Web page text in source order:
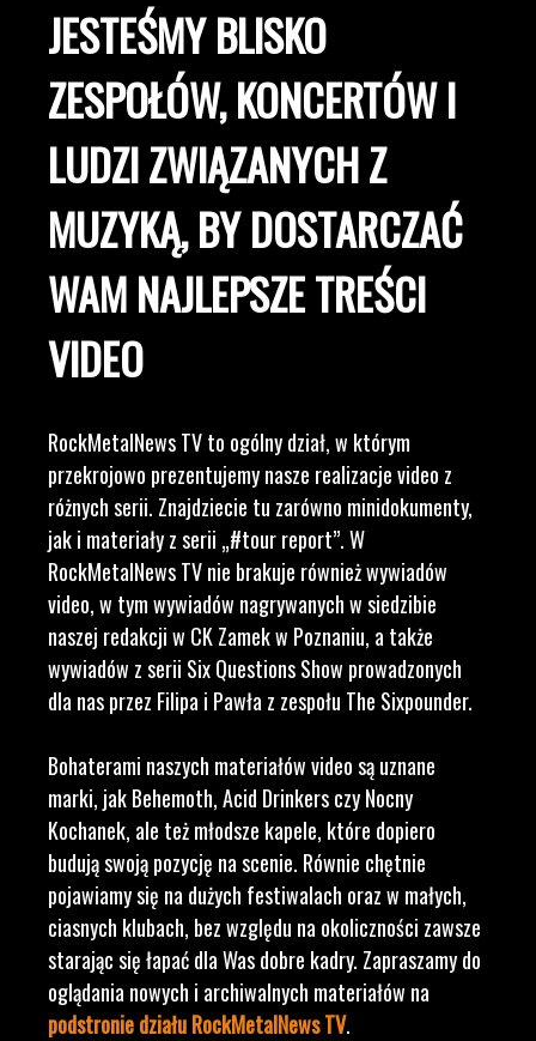
JESTEŚMY BLISKO
ZESPOŁÓW, KONCERTÓW I
LUDZI ZWIĄZANYCH Z
MUZYKĄ, BY DOSTARCZAĆ
WAM NAJLEPSZE TREŚCI
VIDEO
RockMetalNews TV to ogólny dział, w którym
przekrojowo prezentujemy nasze realizacje video z
różnych serii. Znajdziecie tu zarówno minidokumenty,
jak i materiały z serii „#tour report”. W
RockMetalNews TV nie brakuje również wywiadów
video, w tym wywiadów nagrywanych w siedzibie
naszej redakcji w CK Zamek w Poznaniu, a także
wywiadów z serii Six Questions Show prowadzonych
dla nas przez Filipa i Pawła z zespołu The Sixpounder.
Bohaterami naszych materiałów video są uznane
marki, jak Behemoth, Acid Drinkers czy Nocny
Kochanek, ale też młodsze kapele, które dopiero
budują swoją pozycję na scenie. Równie chętnie
pojawiamy się na dużych festiwalach oraz w małych,
ciasnych klubach, bez względu na okoliczności zawsze
starając się łapać dla Was dobre kadry. Zapraszamy do
oglądania nowych i archiwalnych materiałów na
podstronie działu RockMetalNews TV.